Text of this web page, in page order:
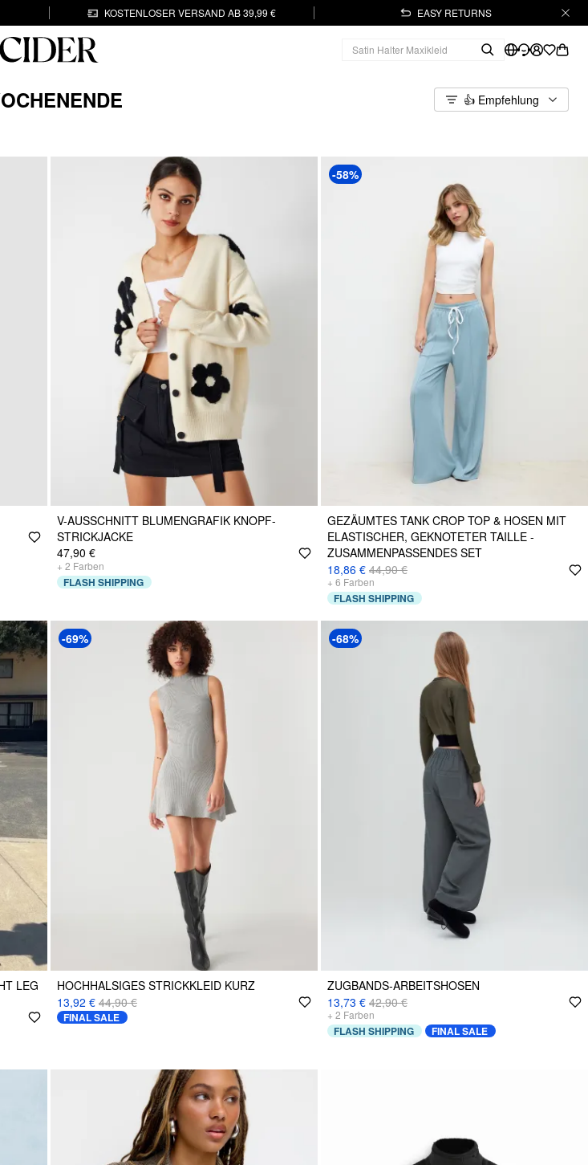
KOSTENLOSER VERSAND AB 39,99 € EASY RETURNS
👍 Empfehlung
V-AUSSCHNITT BLUMENGRAFIK KNOPF-
STRICKJACKE
47,90 €
+ 2 Farben
FLASH SHIPPING
-58%
GEZÄUMTES TANK CROP TOP & HOSEN MIT
ELASTISCHER, GEKNOTETER TAILLE -
ZUSAMMENPASSENDES SET
18,86 € 44,90 €
+ 6 Farben
FLASH SHIPPING
LEG
-69%
HOCHHALSIGES STRICKKLEID KURZ
13,92 € 44,90 €
FINAL SALE
-68%
ZUGBANDS-ARBEITSHOSEN
13,73 € 42,90 €
+ 2 Farben
FLASH SHIPPING FINAL SALE